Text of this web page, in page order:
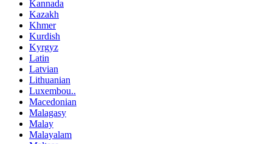
Kannada
Kazakh
Khmer
Kurdish
Kyrgyz
Latin
Latvian
Lithuanian
Luxembou..
Macedonian
Malagasy
Malay
Malayalam